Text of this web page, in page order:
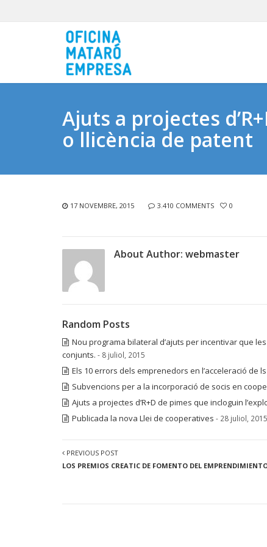
Ajuts a projectes
o llicència de patent
17 NOVEMBRE, 2015 3.410 COMMENTS 0
About Author: webmaster
Random Posts
Nou programa bilateral d’ajuts per incentivar que
conjunts. - 8 juliol, 2015
Els 10 errors dels emprenedors en l’acceleració de
Subvencions per a la incorporació de socis en
Ajuts a projectes d’R+D de pimes que incloguin
Publicada la nova Llei de cooperatives - 28 juliol, 2015
PREVIOUS POST
LOS PREMIOS CREATIC DE FOMENTO DEL